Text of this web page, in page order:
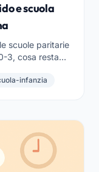
e scuola
scuole paritarie
3, cosa resta
infanzia